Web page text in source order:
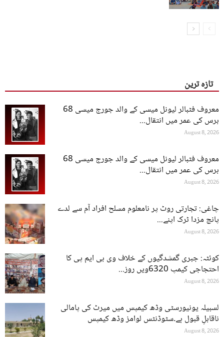
تازہ ترین
معروف فٹبالر لیونل میسی کے والد جورج میسی 68
برس کی عمر میں انتقال...
August 8, 2026
معروف فٹبالر لیونل میسی کے والد جورج میسی 68
برس کی عمر میں انتقال...
August 8, 2026
چاغی: تجارتی روٹ پر نامعلوم مسلح افراد آم سے لدے
پانچ مزدا ٹرک اپنے...
August 8, 2026
کوئٹہ: جبری گمشدگیوں کے خلاف وی بی ایم پی کا
احتجاجی کیمپ 6320ویں روز...
August 8, 2026
لسبیلہ یونیورسٹی وڈھ کیمپس میں میرٹ کی پامالی
ناقابلِ قبول ہے۔سٹوڈنٹس لوامز وڈھ کیمپس
August 8, 2026